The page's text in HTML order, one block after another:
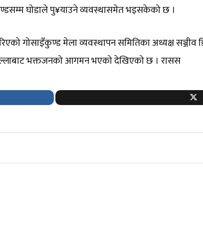
घोडाले पु¥याउने व्यवस्थासमेत भइसकेको छ ।
गोसाइँकुण्ड मेला व्यवस्थापन समितिका अध्यक्ष सञ्जीव
भक्तजनको आगमन भएको देखिएको छ । रासस